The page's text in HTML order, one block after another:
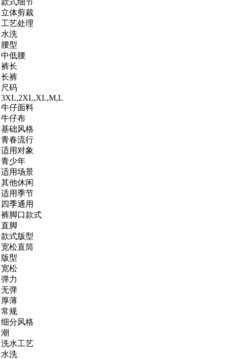
款式细节
立体剪裁
工艺处理
水洗
腰型
中低腰
裤长
长裤
尺码
3XL,2XL,XL,M,L
牛仔面料
牛仔布
基础风格
青春流行
适用对象
青少年
适用场景
其他休闲
适用季节
四季通用
裤脚口款式
直脚
款式版型
宽松直筒
版型
宽松
弹力
无弹
厚薄
常规
细分风格
潮
洗水工艺
水洗